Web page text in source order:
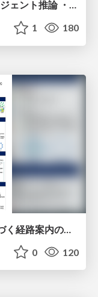
長時間動画QAにおけるマルチエージェント推論 ・SVAgent: Storyline-Guided Long Video Understanding via Cross-Modal Multi-Agent Collaboration
1 180
0 120